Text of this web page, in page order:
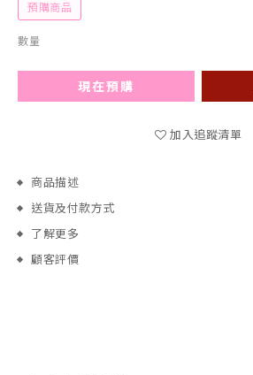
預購商品
數量
現在預購
加入追蹤清單
商品描述
送貨及付款方式
了解更多
顧客評價